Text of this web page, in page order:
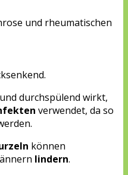
und rheumatischen
durchspülend wirkt,
verwendet, da so
können
lindern.